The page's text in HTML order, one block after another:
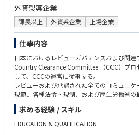
外資製薬企業
課長以上 外資系企業 上場企業
仕事内容
日本におけるレビューガバナンスおよび関連
Country Clearance Committee （CCC）プロ
して、CCCの運営に従事する。
レビューおよび承認された全てのコミュニ
規範、各種法令・規制、および厚生労働省
適切な内容となっている状態を確保する。
CCCの円滑な運営を統括する。
Medical Integrityの理念の下、効率的かつ効果
求める経験 / スキル
EDUCATION & QUALIFICATION